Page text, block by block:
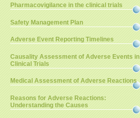
Pharmacovigilance in the clinical trials
Safety Management Plan
Adverse Event Reporting Timelines
Causality Assessment of Adverse Events in
Clinical Trials
Medical Assessment of Adverse Reactions
Reasons for Adverse Reactions:
Understanding the Causes